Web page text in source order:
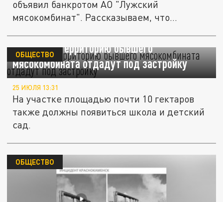
объявил банкротом АО "Лужский
мясокомбинат". Рассказываем, что
В Ростове территорию бывшего
мясокомбината отдадут под застройку
ОБЩЕСТВО
25 ИЮЛЯ 13:31
На участке площадью почти 10 гектаров
также должны появиться школа и детский
сад.
ОБЩЕСТВО